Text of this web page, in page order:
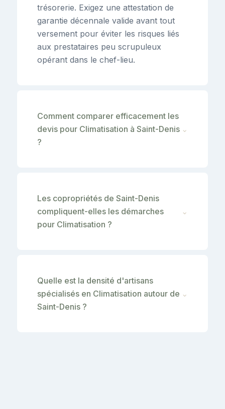
trésorerie. Exigez une attestation de
garantie décennale valide avant tout
versement pour éviter les risques liés
aux prestataires peu scrupuleux
opérant dans le chef-lieu.
Comment comparer efficacement les
devis pour Climatisation à Saint-Denis
?
⌄
Les copropriétés de Saint-Denis
compliquent-elles les démarches
pour Climatisation ?
⌄
Quelle est la densité d'artisans
spécialisés en Climatisation autour de
Saint-Denis ?
⌄